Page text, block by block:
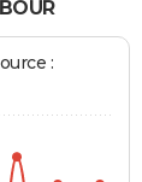
: